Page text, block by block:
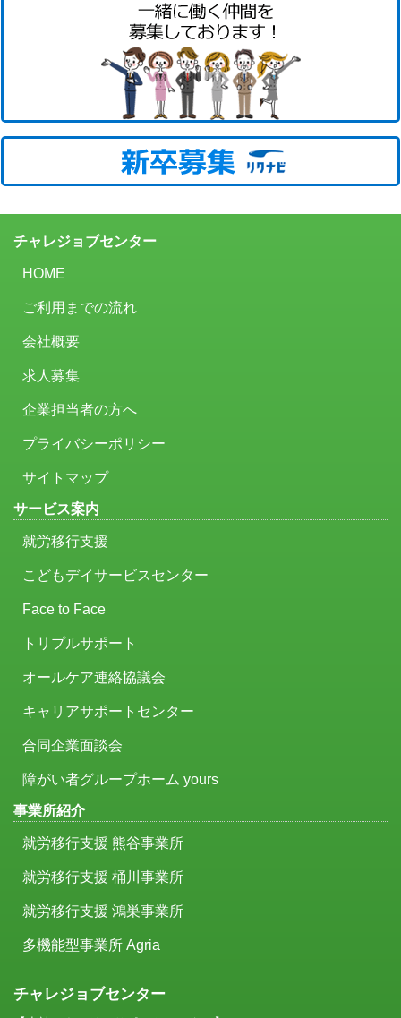
チャレジョブセンター
HOME
ご利用までの流れ
会社概要
求人募集
企業担当者の方へ
プライバシーポリシー
サイトマップ
サービス案内
就労移行支援
こどもデイサービスセンター
Face to Face
トリプルサポート
オールケア連絡協議会
キャリアサポートセンター
合同企業面談会
障がい者グループホーム yours
事業所紹介
就労移行支援 熊谷事業所
就労移行支援 桶川事業所
就労移行支援 鴻巣事業所
多機能型事業所 Agria
チャレジョブセンター